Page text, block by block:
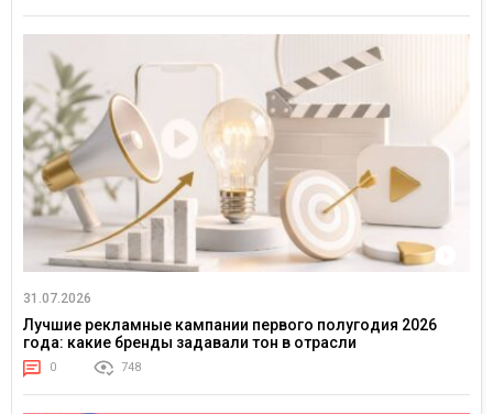
31.07.2026
Лучшие рекламные кампании первого полугодия 2026
года: какие бренды задавали тон в отрасли
0 748